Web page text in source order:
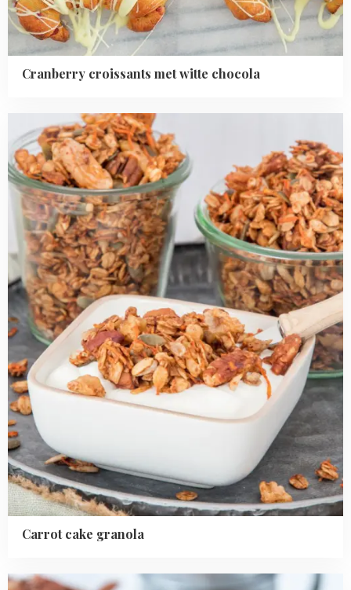
Cranberry croissants met witte chocola
Carrot cake granola
more
about
Carrot
cake
granola
Read